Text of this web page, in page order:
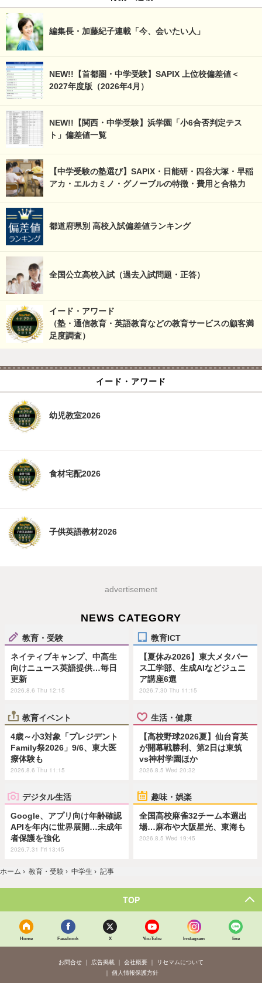
編集長・加藤紀子連載「今、会いたい人」
NEW!!【首都圏・中学受験】SAPIX 上位校偏差値＜
2027年度版（2026年4月）
NEW!!【関西・中学受験】浜学園「小6合否判定テス
ト」偏差値一覧
【中学受験の塾選び】SAPIX・日能研・四谷大塚・早稲
アカ・エルカミノ・グノーブルの特徴・費用と合格力
都道府県別 高校入試偏差値ランキング
全国公立高校入試（過去入試問題・正答）
イード・アワード
（塾・通信教育・英語教育などの教育サービスの顧客満
足度調査）
イード・アワード
幼児教室2026
食材宅配2026
子供英語教材2026
advertisement
NEWS CATEGORY
教育・受験
ネイティブキャンプ、中高生
向けニュース英語提供…毎日
更新
2026.8.6 Thu 12:15
教育ICT
【夏休み2026】東大メタバー
ス工学部、生成AIなどジュニ
ア講座6選
2026.7.30 Thu 11:15
教育イベント
4歳～小3対象「プレジデント
Family祭2026」9/6、東大医
療体験も
2026.8.6 Thu 11:15
生活・健康
【高校野球2026夏】仙台育英
が開幕戦勝利、第2日は東筑
vs神村学園ほか
2026.8.5 Wed 20:32
デジタル生活
Google、アプリ向け年齢確認
APIを年内に世界展開…未成年
者保護を強化
2026.7.31 Fri 13:45
趣味・娯楽
全国高校麻雀32チーム本選出
場…麻布や大阪星光、東海も
2026.8.5 Wed 19:45
ホーム › 教育・受験 › 中学生 › 記事
TOP
Home Facebook X YouTube Instagram line
お問合せ 広告掲載 会社概要
リセマムについて
個人情報保護方針